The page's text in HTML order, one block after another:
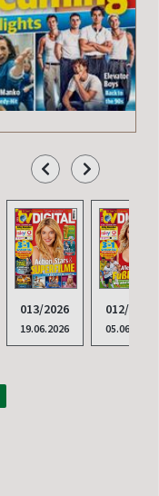
013/2026
19.06.2026
012/2026
05.06.2026